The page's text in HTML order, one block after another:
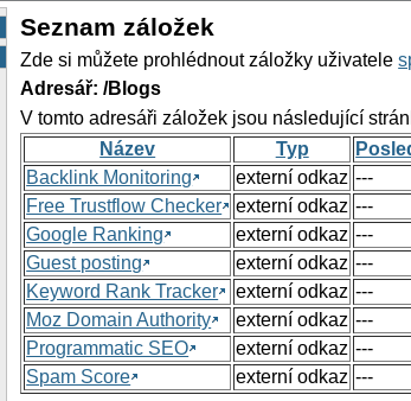
Seznam záložek
Zde si můžete prohlédnout záložky uživatele
Adresář: /Blogs
V tomto adresáři záložek jsou následující
Název
Typ
Backlink Monitoring
externí odkaz ---
Free Trustflow Checker
externí odkaz ---
Google Ranking
externí odkaz ---
Guest posting
externí odkaz ---
Keyword Rank Tracker
externí odkaz ---
Moz Domain Authority
externí odkaz ---
Programmatic SEO
externí odkaz ---
Spam Score
externí odkaz ---